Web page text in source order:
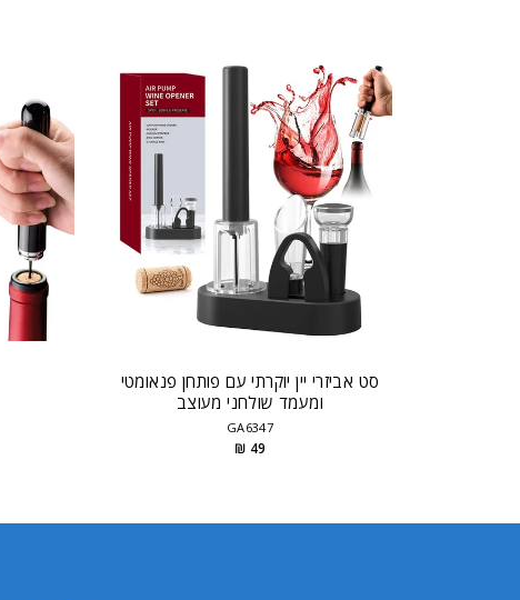
סט אביזרי יין יוקרתי עם פותחן פנאומטי
ומעמד שולחני מעוצב
GA6347
49 ₪